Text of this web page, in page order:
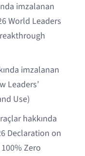
imzalanan
World Leaders
imzalanan
Leaders’
Use)
hakkında
Declaration on
Zero